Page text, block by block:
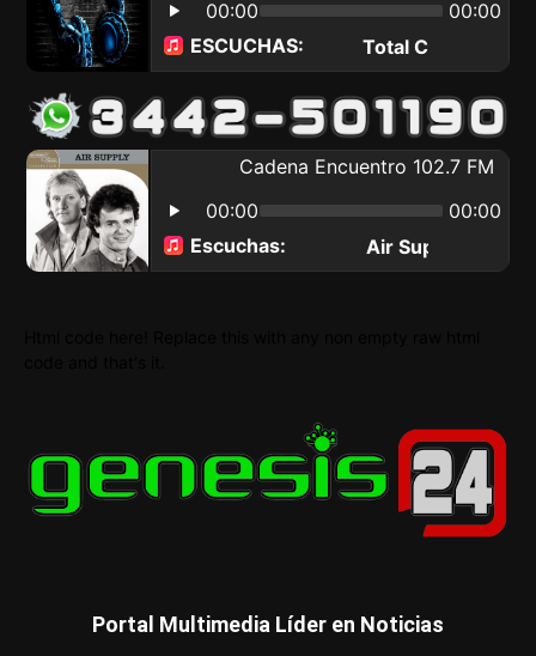
Portal Multimedia Líder en Noticias